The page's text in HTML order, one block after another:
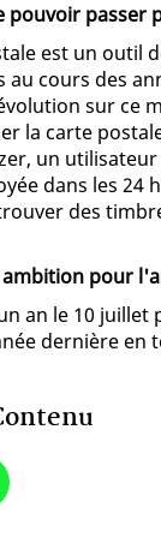
pouvoir passer
est un outil
au cours des
sur ce
la carte
un
dans les 24
des
pour
an le 10
dernière en